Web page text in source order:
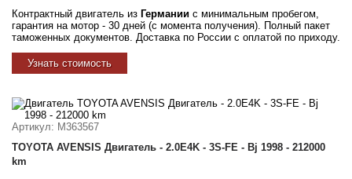
Контрактный двигатель из Германии с минимальным пробегом,
гарантия на мотор - 30 дней (с момента получения). Полный пакет
таможенных документов. Доставка по России с оплатой по приходу.
Узнать стоимость
Артикул: M363567
TOYOTA AVENSIS Двигатель - 2.0E4K - 3S-FE - Bj 1998 - 212000
km